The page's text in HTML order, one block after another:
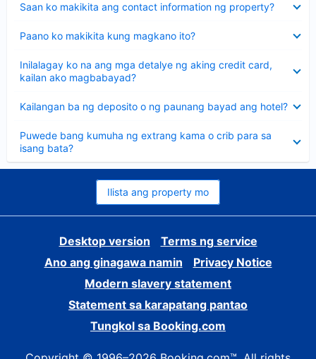
Saan ko makikita ang contact information ng property?
ang
Paano ko makikita kung magkano ito?
ang
Inilalagay ko na ang mga detalye ng aking credit card,
kailan ako magbabayad?
ang
sagot
Kailangan ba ng deposito o ng paunang bayad ang hotel?
ang
Puwede bang kumuha ng extrang kama o crib para sa
isang bata?
ang
sagot
Ilista ang property mo
Desktop version
Terms ng service
Ano ang ginagawa namin
Privacy Notice
Modern slavery statement
Statement sa karapatang pantao
Tungkol sa Booking.com